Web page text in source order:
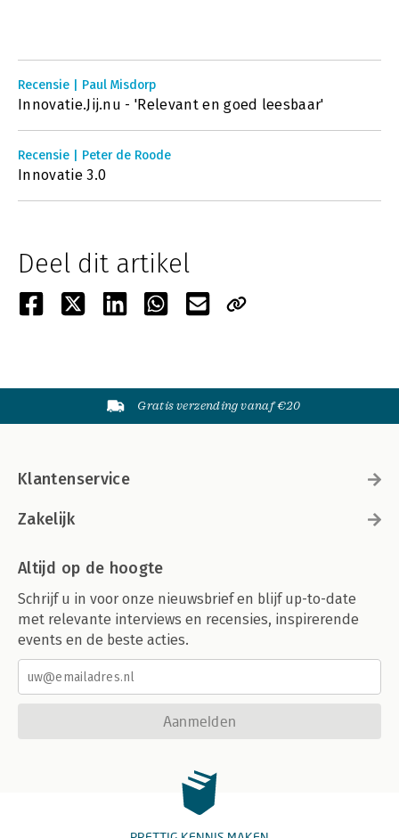
Recensie | Paul Misdorp
Innovatie.Jij.nu - 'Relevant en goed leesbaar'
Recensie | Peter de Roode
Innovatie 3.0
Deel dit artikel
Gratis verzending vanaf €20
Klantenservice
Zakelijk
Altijd op de hoogte
Schrijf u in voor onze nieuwsbrief en blijf up-to-date
met relevante interviews en recensies, inspirerende
events en de beste acties.
Aanmelden